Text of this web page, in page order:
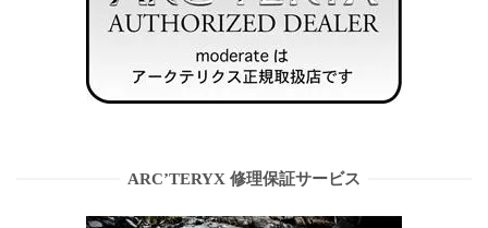
ARC’TERYX 修理保証サービス